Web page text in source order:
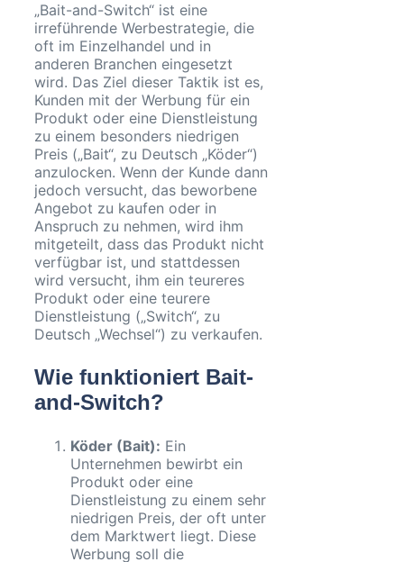
„Bait-and-Switch“ ist eine
irreführende Werbestrategie, die
oft im Einzelhandel und in
anderen Branchen eingesetzt
wird. Das Ziel dieser Taktik ist es,
Kunden mit der Werbung für ein
Produkt oder eine Dienstleistung
zu einem besonders niedrigen
Preis („Bait“, zu Deutsch „Köder“)
anzulocken. Wenn der Kunde dann
jedoch versucht, das beworbene
Angebot zu kaufen oder in
Anspruch zu nehmen, wird ihm
mitgeteilt, dass das Produkt nicht
verfügbar ist, und stattdessen
wird versucht, ihm ein teureres
Produkt oder eine teurere
Dienstleistung („Switch“, zu
Deutsch „Wechsel“) zu verkaufen.
Wie funktioniert Bait-
and-Switch?
Köder (Bait): Ein
Unternehmen bewirbt ein
Produkt oder eine
Dienstleistung zu einem sehr
niedrigen Preis, der oft unter
dem Marktwert liegt. Diese
Werbung soll die